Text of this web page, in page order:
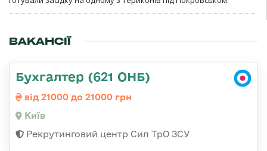
ВАКАНСІЇ
Бухгалтер (621 ОНБ)
від 21000 до 21000 грн
Київ
Рекрутинговий центр Сил ТрО ЗСУ